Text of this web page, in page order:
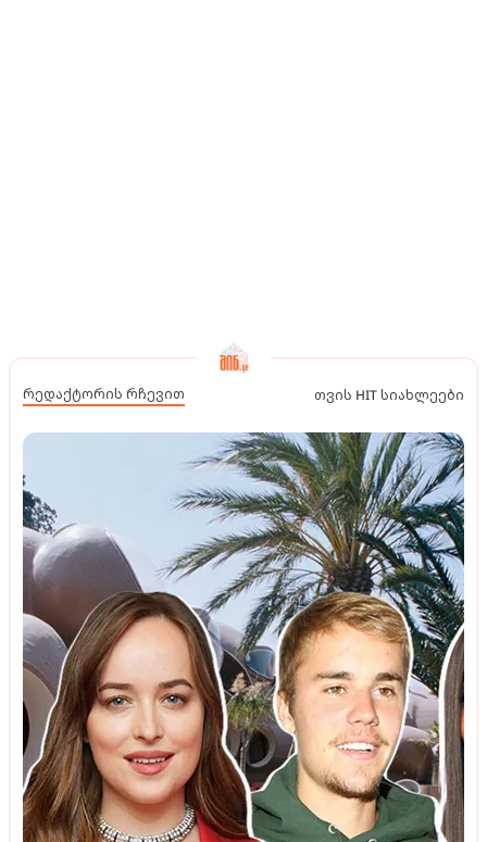
რედაქტორის რჩევით თვის HIT სიახლეები